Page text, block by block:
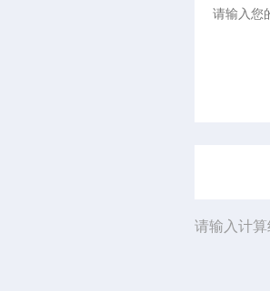
请输入计